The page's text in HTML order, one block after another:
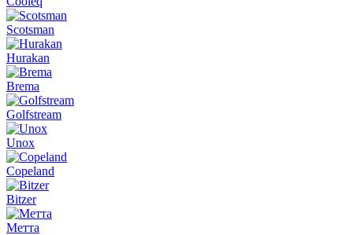
Scotsman
Hurakan
Brema
Golfstream
Unox
Copeland
Bitzer
Метта